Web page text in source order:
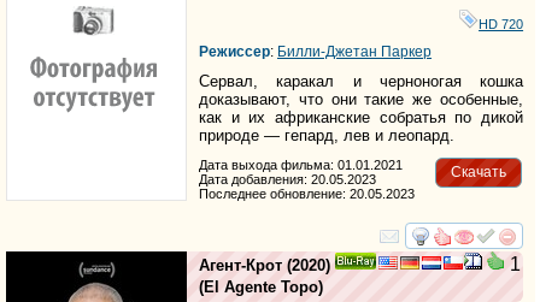
HD 720
Режиссер: Билли-Джетан Паркер
Сервал, каракал и черноногая кошка
доказывают, что они такие же особенные,
как и их африканские собратья по дикой
природе — гепард, лев и леопард.
Скачать
Дата выхода фильма: 01.01.2021
Дата добавления: 20.05.2023
Последнее обновление: 20.05.2023
смотреть
1
Агент-Крот (2020)
(El Agente Topo)